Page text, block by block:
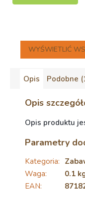
WYŚWIETLIĆ
Opis Podobne
Opis
Opis produktu
Parametry
Kategoria:
Waga:
0.1
EAN: